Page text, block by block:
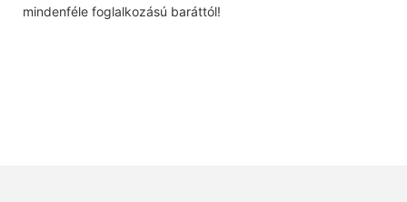
mindenféle foglalkozású baráttól!